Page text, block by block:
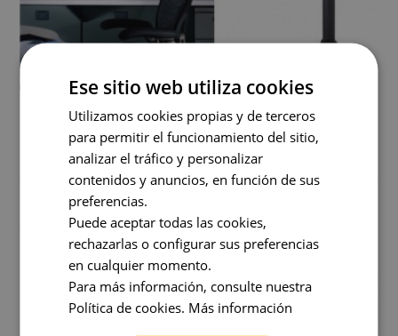
FLEXO AUGUST LEC350 Y BUENAS PROPUESTAS
DE LUZ DE ESTUDIO O TRABAJO.
26 De Noviembre De 2015 0 Comentarios
El genial Flexo August LEC350 hoy nos sirve como una
excusa perfecta para hablaros de los prácticos flexos Led.
Ese sitio web utiliza cookies
Utilizamos cookies propias y de terceros
para permitir el funcionamiento del sitio,
analizar el tráfico y personalizar
contenidos y anuncios, en función de sus
preferencias.
Puede aceptar todas las cookies,
rechazarlas o configurar sus preferencias
en cualquier momento.
Para más información, consulte nuestra
Política de cookies. Más información